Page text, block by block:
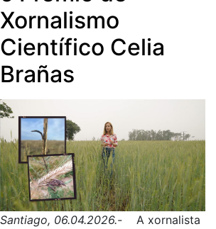
Xornalismo
Científico Celia
Brañas
Santiago, 06.04.2026.- A xornalista